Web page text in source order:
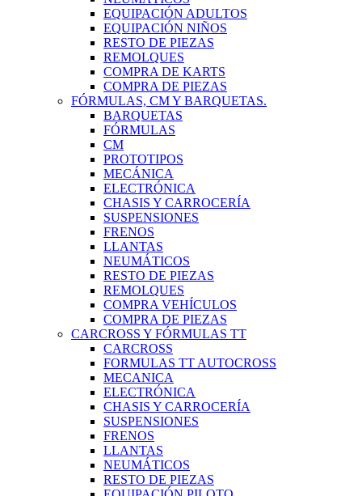
EQUIPACIÓN ADULTOS
EQUIPACIÓN NIÑOS
RESTO DE PIEZAS
REMOLQUES
COMPRA DE KARTS
COMPRA DE PIEZAS
FÓRMULAS, CM Y BARQUETAS.
BARQUETAS
FÓRMULAS
CM
PROTOTIPOS
MECÁNICA
ELECTRÓNICA
CHASIS Y CARROCERÍA
SUSPENSIONES
FRENOS
LLANTAS
NEUMÁTICOS
RESTO DE PIEZAS
REMOLQUES
COMPRA VEHÍCULOS
COMPRA DE PIEZAS
CARCROSS Y FÓRMULAS TT
CARCROSS
FORMULAS TT AUTOCROSS
MECANICA
ELECTRÓNICA
CHASIS Y CARROCERÍA
SUSPENSIONES
FRENOS
LLANTAS
NEUMÁTICOS
RESTO DE PIEZAS